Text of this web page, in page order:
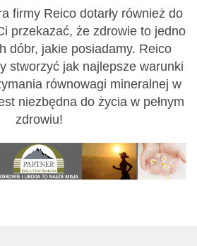
firmy Reico dotarły również do
przekazać, że zdrowie to jedno
dóbr, jakie posiadamy. Reico
stworzyć jak najlepsze warunki
równowagi mineralnej w
niezbędna do życia w pełnym
zdrowiu!